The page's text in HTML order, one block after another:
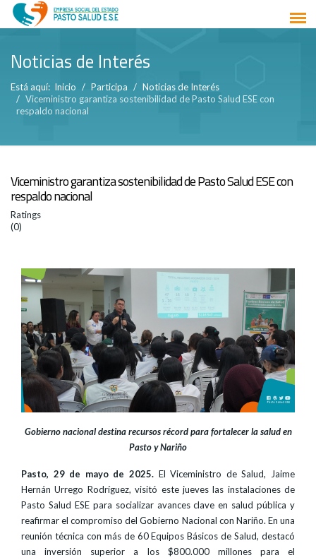
Noticias de Interés
Está aquí: Inicio Participa
Noticias de Interés
Viceministro garantiza sostenibilidad de Pasto Salud ESE con
respaldo nacional
Viceministro garantiza sostenibilidad de Pasto Salud ESE con
respaldo nacional
Ratings
(0)
Gobierno nacional destina recursos récord para fortalecer la salud en
Pasto y Nariño
Pasto, 29 de mayo de 2025. El Viceministro de Salud, Jaime
Hernán Urrego Rodríguez, visitó este jueves las instalaciones de
Pasto Salud ESE para socializar avances clave en salud pública y
reafirmar el compromiso del Gobierno Nacional con Nariño. En una
reunión técnica con más de 60 Equipos Básicos de Salud, destacó
una inversión superior a los $800.000 millones para el